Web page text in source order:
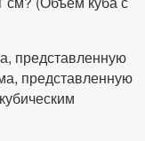
представленную
представленную